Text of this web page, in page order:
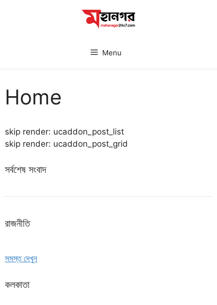
Menu
Home
skip render: ucaddon_post_list
skip render: ucaddon_post_grid
সর্বশেষ সংবাদ
রাজনীতি
সমস্ত দেখুন
কলকাতা